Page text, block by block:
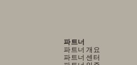
파트너
파트너 개요
파트너 센터